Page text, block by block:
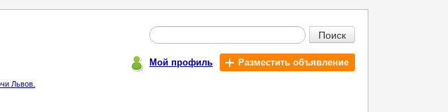
Поиск
Мой профиль Разместить объявление
Львов.